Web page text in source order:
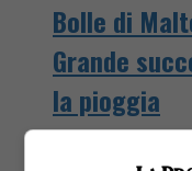
Bolle di
Grande
la pioggia
Ieri sera piazza